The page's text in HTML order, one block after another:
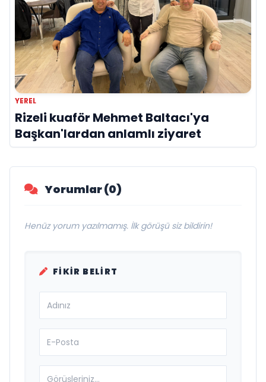
YEREL
Rizeli kuaför Mehmet Baltacı'ya
Başkan'lardan anlamlı ziyaret
Yorumlar (0)
Henüz yorum yazılmamış. İlk görüşü siz bildirin!
FIKIR BELIRT